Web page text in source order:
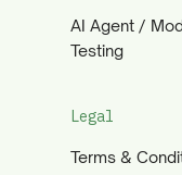
AI Agent /
Testing
Legal
Terms &